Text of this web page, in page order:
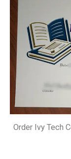
Order Ivy Tech